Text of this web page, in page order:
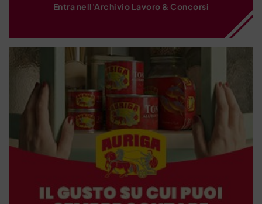
Entra nell'Archivio Lavoro & Concorsi